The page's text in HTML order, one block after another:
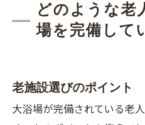
どのような老
場を完備して
老施設選びのポイント
大浴場が完備されている老